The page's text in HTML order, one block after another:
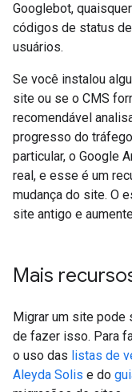
Googlebot,
códigos de status
usuários.
Se você instalou
site ou se o CMS
recomendável
progresso do
particular, o Google
real, e esse é um
mudança do site. O
site antigo e
Mais
Migrar um site pode
de fazer isso. Para
o uso das listas de
Aleyda Solis e do